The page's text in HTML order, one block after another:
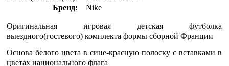
Бренд:
Nike
Оригинальная игровая детская футболка
выездного(гостевого) комплекта формы сборной Франции
Основа белого цвета в сине-красную полоску с вставками в
цветах национального флага